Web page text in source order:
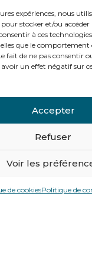
expériences, nous
pour stocker et/ou
à ces
que le
fait de ne pas consentir
un effet négatif sur
Accepter
Refuser
Voir les
de cookiesPolitique de
de 13h30 à 16h
62 81 44
sur Saône